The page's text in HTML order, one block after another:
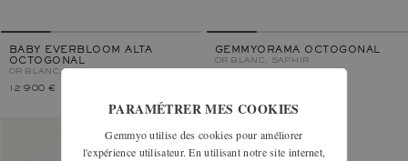
BABY EVERBLOOM ALTA
OCTOGONAL
OR BLANC, SAPHIR
12 900 €
GEMMYORAMA OCTOGONAL
OR BLANC, SAPHIR
PARAMÉTRER MES COOKIES
Gemmyo utilise des cookies pour améliorer
l'expérience utilisateur. En utilisant notre site internet,